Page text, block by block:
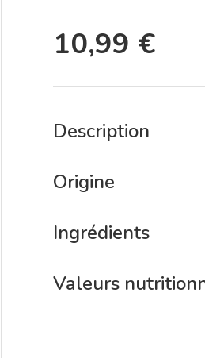
10,99 €
Description
Origine
Ingrédients
Valeurs